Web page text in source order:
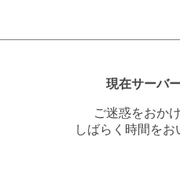
現在サーバ
ご迷惑をおか
しばらく時間を